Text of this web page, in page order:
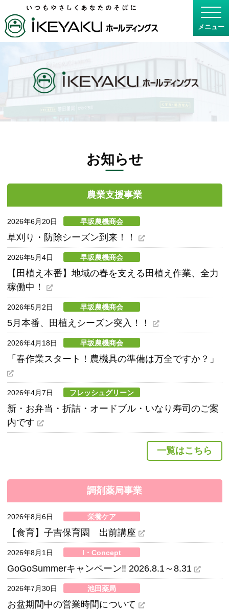
お知らせ
農業支援事業
2026年6月20日 早坂農機商会
草刈り・防除シーズン到来！！
2026年5月4日 早坂農機商会
【田植え本番】地域の春を支える田植え作業、全力
稼働中！
2026年5月2日 早坂農機商会
5月本番、田植えシーズン突入！！
2026年4月18日 早坂農機商会
「春作業スタート！農機具の準備は万全ですか？」
2026年4月7日 フレッシュグリーン
新・お弁当・折詰・オードブル・いなり寿司のご案
内です
一覧はこちら
調剤薬局事業
2026年8月6日 栄養ケア
【食育】子吉保育園 出前講座
2026年8月1日 I・Concept
GoGoSummerキャンペーン‼ 2026.8.1～8.31
2026年7月30日 池田薬局
お盆期間中の営業時間について